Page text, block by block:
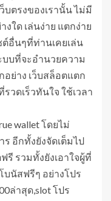
บตรงของเรานั้น ไม่มี
ใด เล่นง่าย แตกง่าย
อื่นๆที่ท่านเคยเล่น
บบที่จะอำนวยความ
ย่าง เว็บสล็อตแตก
วดเร็วทันใจ ใช้เวลา
wallet โดยไม่
อีกทั้งยังจัดเต็มไป
รี รวมทั้งยังเอาใจผู้ที่
บนัสฟรีๆ อย่างโปร
ล่าสุด,slot โปร